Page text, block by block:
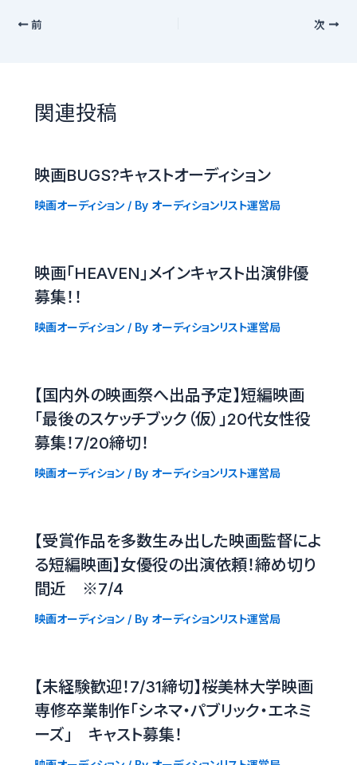
前 次
関連投稿
映画BUGS?キャストオーディション
映画オーディション/ By オーディションリスト運営局
映画「HEAVEN」メインキャスト出演俳優
募集！！
映画オーディション/ By オーディションリスト運営局
【国内外の映画祭へ出品予定】短編映画
「最後のスケッチブック（仮）」20代女性役
募集！7/20締切！
映画オーディション/ By オーディションリスト運営局
【受賞作品を多数生み出した映画監督によ
る短編映画】女優役の出演依頼！締め切り
間近 ※7/4
映画オーディション/ By オーディションリスト運営局
【未経験歓迎！7/31締切】桜美林大学映画
専修卒業制作「シネマ・パブリック・エネミ
ーズ」 キャスト募集！